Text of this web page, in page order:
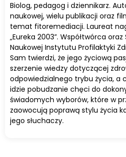
Biolog, pedagog i dziennikarz.
naukowej, wielu publikacji oraz
temat fitoremediacji. Laureat
„Eureka 2003”. Współtwórca oraz
Naukowej Instytutu Profilaktyki
Sam twierdzi, że jego życiową
szerzenie wiedzy dotyczącej
odpowiedzialnego trybu życia, a
idzie pobudzanie chęci do
świadomych wyborów, które w
zaowocują poprawą stylu życia
jego słuchaczy.